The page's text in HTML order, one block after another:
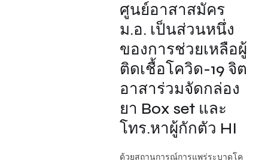
ศูนย์อาสาสมัคร
ม.อ. เป็นส่วนหนึ่ง
ของการช่วยเหลือผู้
ติดเชื้อโควิด-19 จิต
อาสาร่วมจัดกล่อง
ยา Box set และ
โทร.หาผู้กักตัว HI
ด้วยสถานการณ์การแพร่ระบาดโค